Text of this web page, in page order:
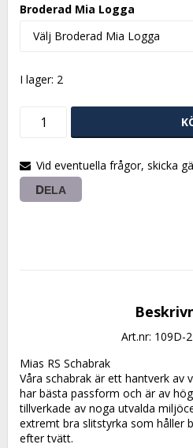
Broderad Mia Logga
I lager: 2
Vid eventuella frågor, skicka
DELA
Art.nr: 109D-
Mias RS Schabrak
Våra schabrak är ett hantverk av
har bästa passform och är av
tillverkade av noga utvalda
extremt bra slitstyrka som håller
efter tvätt.